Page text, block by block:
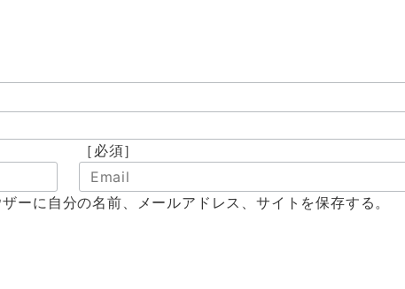
［必須］
ーに自分の名前、メールアドレス、サイトを保存する。